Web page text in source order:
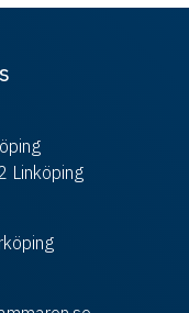
Linköping